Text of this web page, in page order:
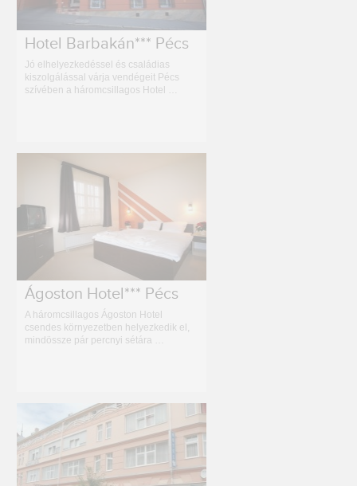
Hotel Barbakán*** Pécs
Jó elhelyezkedéssel és családias
kiszolgálással várja vendégeit Pécs
szívében a háromcsillagos Hotel …
Ágoston Hotel*** Pécs
A háromcsillagos Ágoston Hotel
csendes környezetben helyezkedik el,
mindössze pár percnyi sétára …